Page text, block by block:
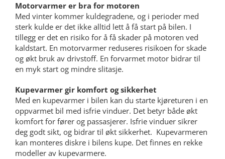
Motorvarmer er bra for motoren
Med vinter kommer kuldegradene, og i perioder med
sterk kulde er det ikke alltid lett å få start på bilen. I
tillegg er det en risiko for å få skader på motoren ved
kaldstart. En motorvarmer reduseres risikoen for skade
og økt bruk av drivstoff. En forvarmet motor bidrar til
en myk start og mindre slitasje.
Kupevarmer gir komfort og sikkerhet
Med en kupevarmer i bilen kan du starte kjøreturen i en
oppvarmet bil med isfrie vinduer. Det betyr både økt
komfort for fører og passasjerer. Isfrie vinduer sikrer
deg godt sikt, og bidrar til økt sikkerhet. Kupevarmeren
kan monteres diskre i bilens kupe. Det finnes en rekke
modeller av kupevarmere.